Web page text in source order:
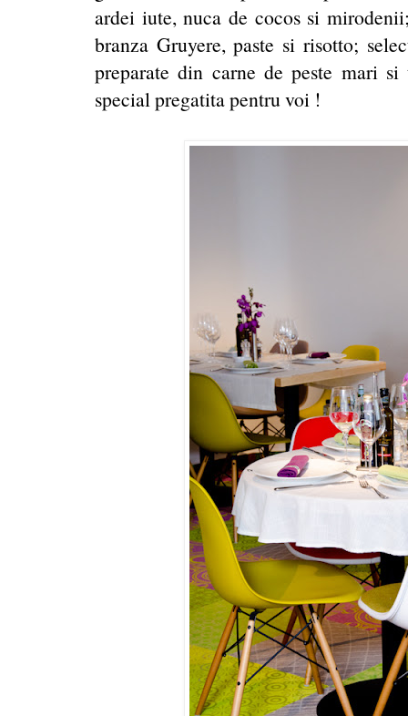
ardei iute, nuca de cocos si
branza Gruyere, paste si risotto;
preparate din carne de peste mari si
special pregatita pentru voi !